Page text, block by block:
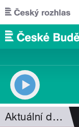
Přejít k hlavnímu
Aktuální dění